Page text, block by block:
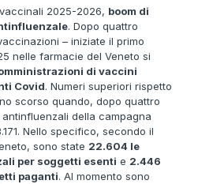
2025-2026, boom di
. Dopo quattro
– iniziate il primo
nelle farmacie del Veneto si
di vaccini
Covid. Numeri superiori rispetto
scorso quando, dopo quattro
della campagna
Nello specifico, secondo il
sono state 22.604 le
per soggetti esenti e 2.446
paganti. Al momento sono